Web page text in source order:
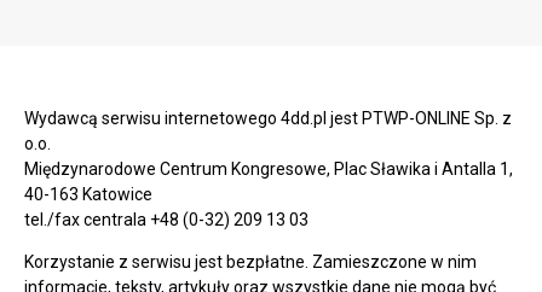
Wydawcą serwisu internetowego 4dd.pl jest PTWP-ONLINE Sp. z
o.o.
Międzynarodowe Centrum Kongresowe, Plac Sławika i Antalla 1,
40-163 Katowice
tel./fax centrala +48 (0-32) 209 13 03
Korzystanie z serwisu jest bezpłatne. Zamieszczone w nim
informacje, teksty, artykuły oraz wszystkie dane nie mogą być